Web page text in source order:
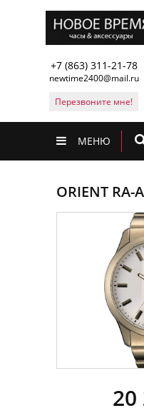
+7 (863) 311-21-78
newtime2400@mail.ru
Перезвоните мне!
МЕНЮ
ORIENT RA-
20